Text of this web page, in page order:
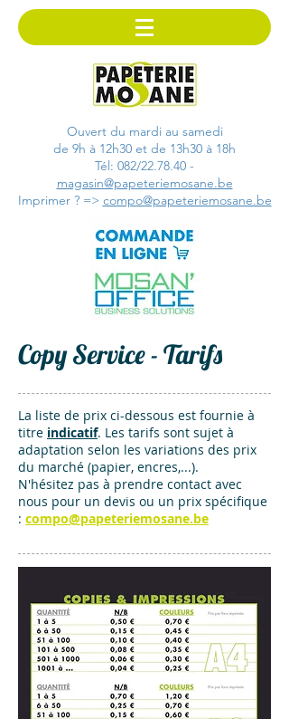
Ouvert du mardi au samedi
de 9h à 12h30 et de 13h30 à 18h
Tél: 082/22.78.40 -
magasin@papeteriemosane.be
Imprimer ? => compo@papeteriemosane.be
Copy Service - Tarifs
La liste de prix ci-dessous est fournie à
titre indicatif. Les tarifs sont sujet à
adaptation selon les variations des prix
du marché (papier, encres,...).
N'hésitez pas à prendre contact avec
nous pour un devis ou un prix spécifique
: compo@papeteriemosane.be